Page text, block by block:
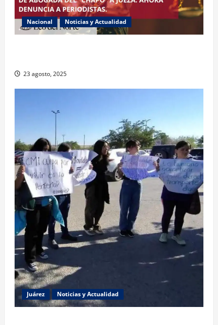
Nacional Noticias y Actualidad
23 agosto, 2025
Juárez Noticias y Actualidad